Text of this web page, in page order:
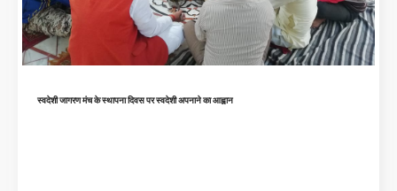
स्वदेशी जागरण मंच के स्थापना दिवस पर स्वदेशी अपनाने का आह्वान